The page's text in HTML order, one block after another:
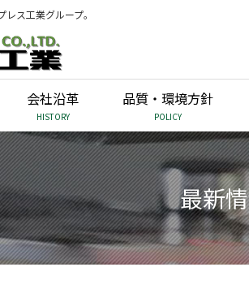
ス工業グループ。
会社沿革
HISTORY
品質・環境方針
POLICY
最新